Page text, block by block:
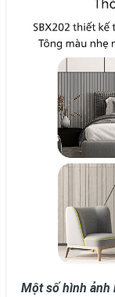
Một số hình ảnh